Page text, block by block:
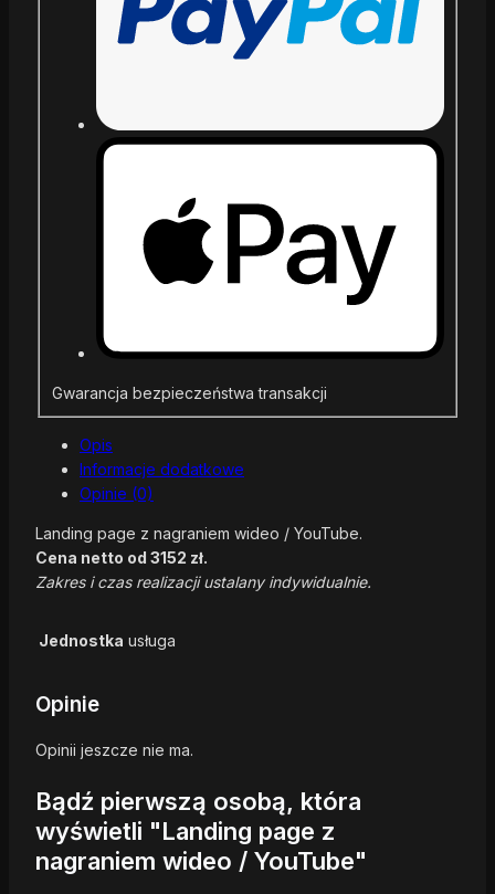
Gwarancja bezpieczeństwa transakcji
Opis
Informacje dodatkowe
Opinie (0)
Landing page z nagraniem wideo / YouTube.
Cena netto od 3152 zł.
Zakres i czas realizacji ustalany indywidualnie.
Jednostka usługa
Opinie
Opinii jeszcze nie ma.
Bądź pierwszą osobą, która
wyświetli "Landing page z
nagraniem wideo / YouTube"